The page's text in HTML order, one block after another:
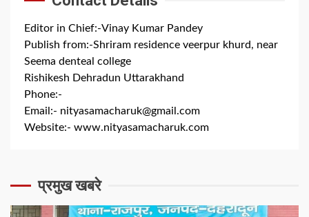
Editor in Chief:-Vinay Kumar Pandey
Publish from:-Shriram residence veerpur khurd, near
Seema denteal college
Rishikesh Dehradun Uttarakhand
Phone:-
Email:- nityasamacharuk@gmail.com
Website:- www.nityasamacharuk.com
प्रमुख खबरे